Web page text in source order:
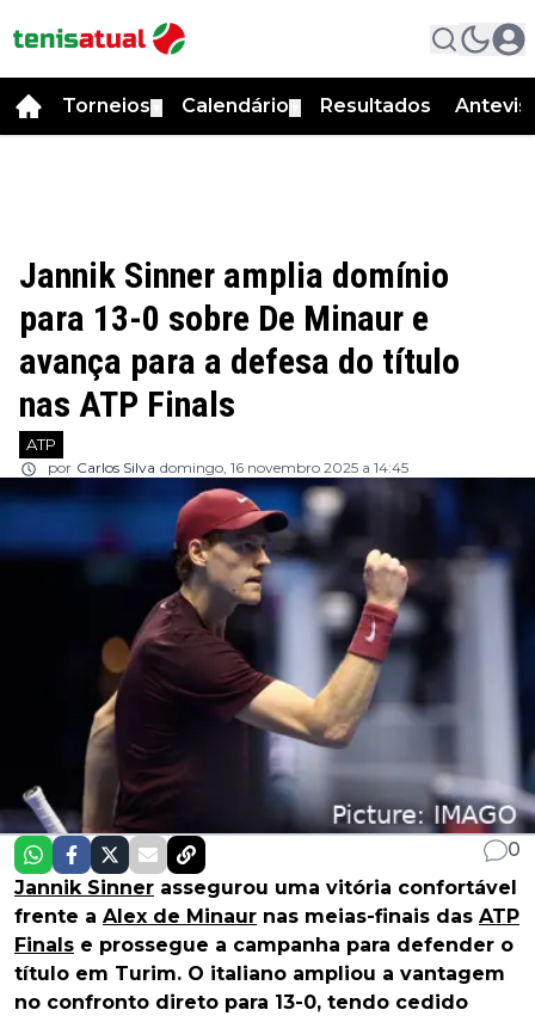
Torneios Calendário Resultados
Jannik Sinner amplia domínio
para 13-0 sobre De Minaur e
avança para a defesa do título
nas ATP Finals
ATP
por Carlos Silva domingo, 16 novembro 2025 a 14:45
0
Jannik Sinner assegurou uma vitória confortável
frente a Alex de Minaur nas meias-finais das ATP
Finals e prossegue a campanha para defender o
título em Turim. O italiano ampliou a vantagem
no confronto direto para 13-0, tendo cedido